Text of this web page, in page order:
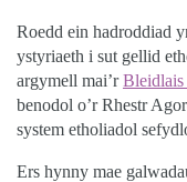
Roedd ein hadroddiad
ystyriaeth i sut gellid
argymell mai’r
benodol o’r Rhestr
system etholiadol
Ers hynny mae